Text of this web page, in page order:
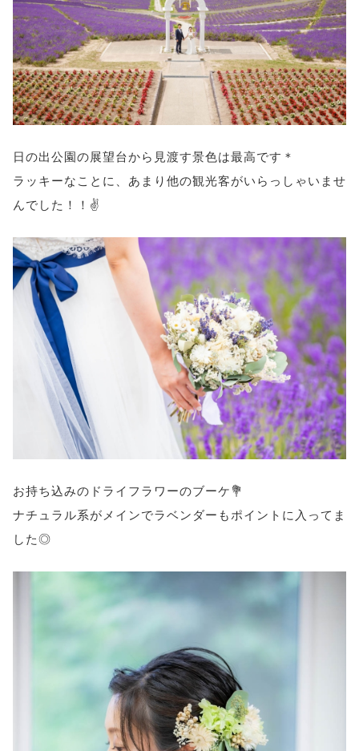
日の出公園の展望台から見渡す景色は最高です＊
ラッキーなことに、あまり他の観光客がいらっしゃいませ
んでした！！✌️
お持ち込みのドライフラワーのブーケ💐
ナチュラル系がメインでラベンダーもポイントに入ってま
した◎